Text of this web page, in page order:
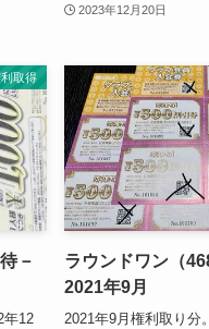
2023年12月20日
取得
－
年12
ラウンドワン（
2021年9月
2021年9月権利取り分